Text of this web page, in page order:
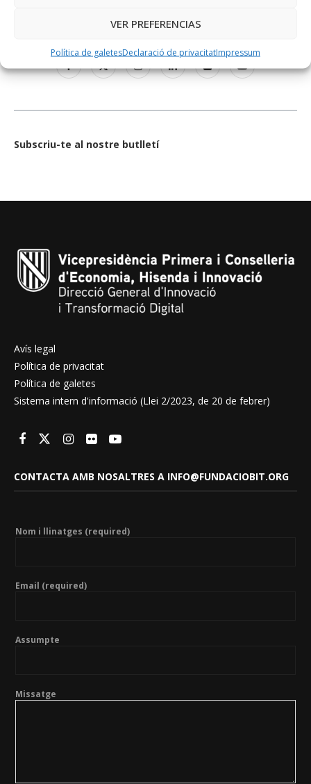
VER PREFERENCIAS
Política de galetesDeclaració de privacitatImpressum
Subscriu-te al nostre butlletí
Avís legal
Política de privacitat
Política de galetes
Sistema intern d'informació (Llei 2/2023, de 20 de febrer)
CONTACTA AMB NOSALTRES A INFO@FUNDACIOBIT.ORG
Nom i llinatges (required)
Email (required)
Assumpte
Missatge